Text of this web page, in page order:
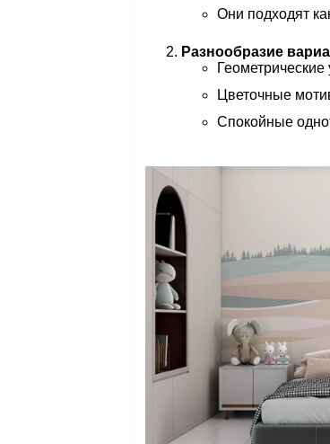
Они подходят
Разнообразие
Цветочные
Спокойные